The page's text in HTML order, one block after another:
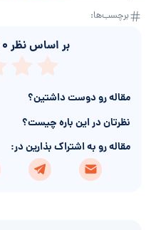
برچسب‌ها:
بر اساس نظر ۰
مقاله رو دوست داشتین؟
نظرتان در این باره چیست؟
مقاله رو به اشتراک بذارین در: